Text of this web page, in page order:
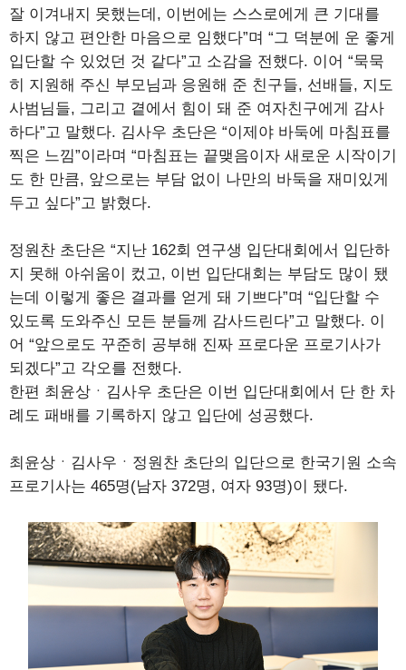
잘 이겨내지 못했는데, 이번에는 스스로에게 큰 기대를
하지 않고 편안한 마음으로 임했다”며 “그 덕분에 운 좋게
입단할 수 있었던 것 같다”고 소감을 전했다. 이어 “묵묵
히 지원해 주신 부모님과 응원해 준 친구들, 선배들, 지도
사범님들, 그리고 곁에서 힘이 돼 준 여자친구에게 감사
하다”고 말했다. 김사우 초단은 “이제야 바둑에 마침표를
찍은 느낌”이라며 “마침표는 끝맺음이자 새로운 시작이기
도 한 만큼, 앞으로는 부담 없이 나만의 바둑을 재미있게
두고 싶다”고 밝혔다.
정원찬 초단은 “지난 162회 연구생 입단대회에서 입단하
지 못해 아쉬움이 컸고, 이번 입단대회는 부담도 많이 됐
는데 이렇게 좋은 결과를 얻게 돼 기쁘다”며 “입단할 수
있도록 도와주신 모든 분들께 감사드린다”고 말했다. 이
어 “앞으로도 꾸준히 공부해 진짜 프로다운 프로기사가
되겠다”고 각오를 전했다.
한편 최윤상ㆍ김사우 초단은 이번 입단대회에서 단 한 차
례도 패배를 기록하지 않고 입단에 성공했다.
최윤상ㆍ김사우ㆍ정원찬 초단의 입단으로 한국기원 소속
프로기사는 465명(남자 372명, 여자 93명)이 됐다.